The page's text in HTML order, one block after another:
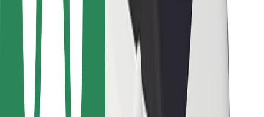
Pasažieriem
Autovadītājiem
Kurjeriem
Bolt Food
Autoparku īpašniekiem
Restorāniem